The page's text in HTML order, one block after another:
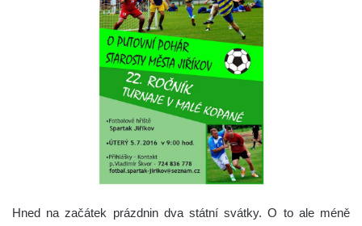
Hned na začátek prázdnin dva státní svátky. O to ale méně